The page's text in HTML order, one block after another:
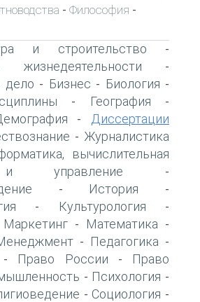
- Философия -
и строительство -
жизнедеятельности -
дело - Бизнес - Биология -
- География -
-
Диссертации
- Журналистика
вычислительная
управление -
- История -
- Культурология -
Маркетинг - Математика -
- Педагогика -
- Право России -
Право
- Психология -
- Социология -